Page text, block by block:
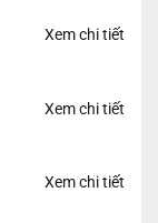
Xem chi tiết
Xem chi tiết
Xem chi tiết